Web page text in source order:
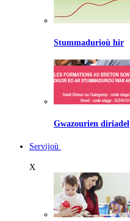
Stummadurioù hir
Gwazourien diriadel
Servijoù
X